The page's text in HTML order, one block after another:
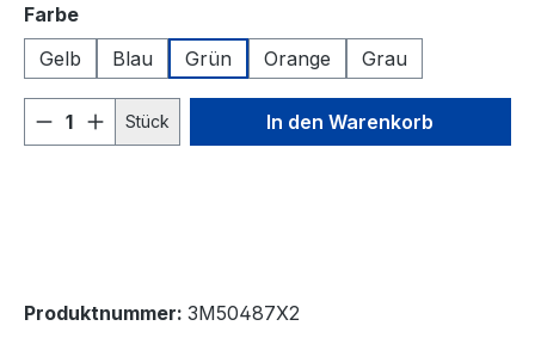
Farbeauswählen
Gelb
Blau Grün Orange Grau
Produkt Anzahl: Gib den
Stück In den Warenkorb
Produktnummer: 3M50487X2